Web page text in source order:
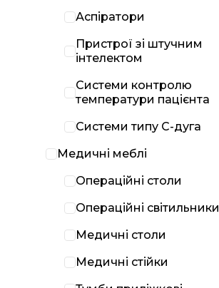
Аспіратори
Пристрої зі штучним
інтелектом
Системи контролю
температури пацієнта
Системи типу С-дуга
Медичні меблі
Операційні столи
Операційні світильники
Медичні столи
Медичні стійки